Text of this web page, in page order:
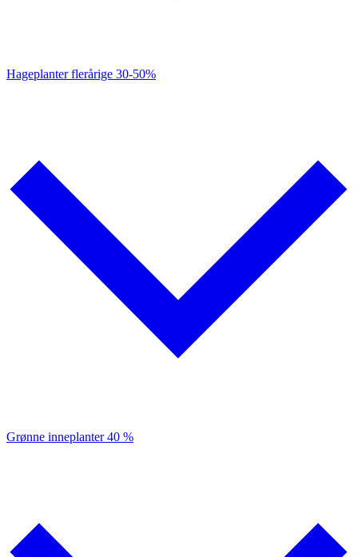
Hageplanter flerårige 30-50%
Grønne inneplanter40 %